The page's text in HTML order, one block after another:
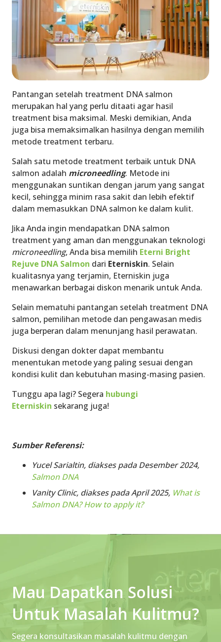
Pantangan setelah treatment DNA salmon
merupakan hal yang perlu ditaati agar hasil
treatment bisa maksimal. Meski demikian, Anda
juga bisa memaksimalkan hasilnya dengan memilih
metode treatment terbaru.
Salah satu metode treatment terbaik untuk DNA
salmon adalah microneedling. Metode ini
menggunakan suntikan dengan jarum yang sangat
kecil, sehingga minim rasa sakit dan lebih efektif
dalam memasukkan DNA salmon ke dalam kulit.
Jika Anda ingin mendapatkan DNA salmon
treatment yang aman dan menggunakan teknologi
microneedling, Anda bisa memilih Eterni Bright
Rejuve DNA Salmon dari Eterniskin. Selain
kualitasnya yang terjamin, Eterniskin juga
menawarkan berbagai diskon menarik untuk Anda.
Selain mematuhi pantangan setelah treatment DNA
salmon, pemilihan metode dan pengawasan medis
juga berperan dalam menunjang hasil perawatan.
Diskusi dengan dokter dapat membantu
menentukan metode yang paling sesuai dengan
kondisi kulit dan kebutuhan masing-masing pasien.
Tunggu apa lagi? Segera hubungi
Eterniskin sekarang juga!
Sumber Referensi:
Yucel Sarialtin, diakses pada Desember 2024,
Salmon DNA
Vanity Clinic, diakses pada April 2025, What is
Salmon DNA? How to apply it?
Mau Dapatkan Solusi
Untuk Masalah Kulitmu?
Segera konsultasikan masalah kulitmu dengan